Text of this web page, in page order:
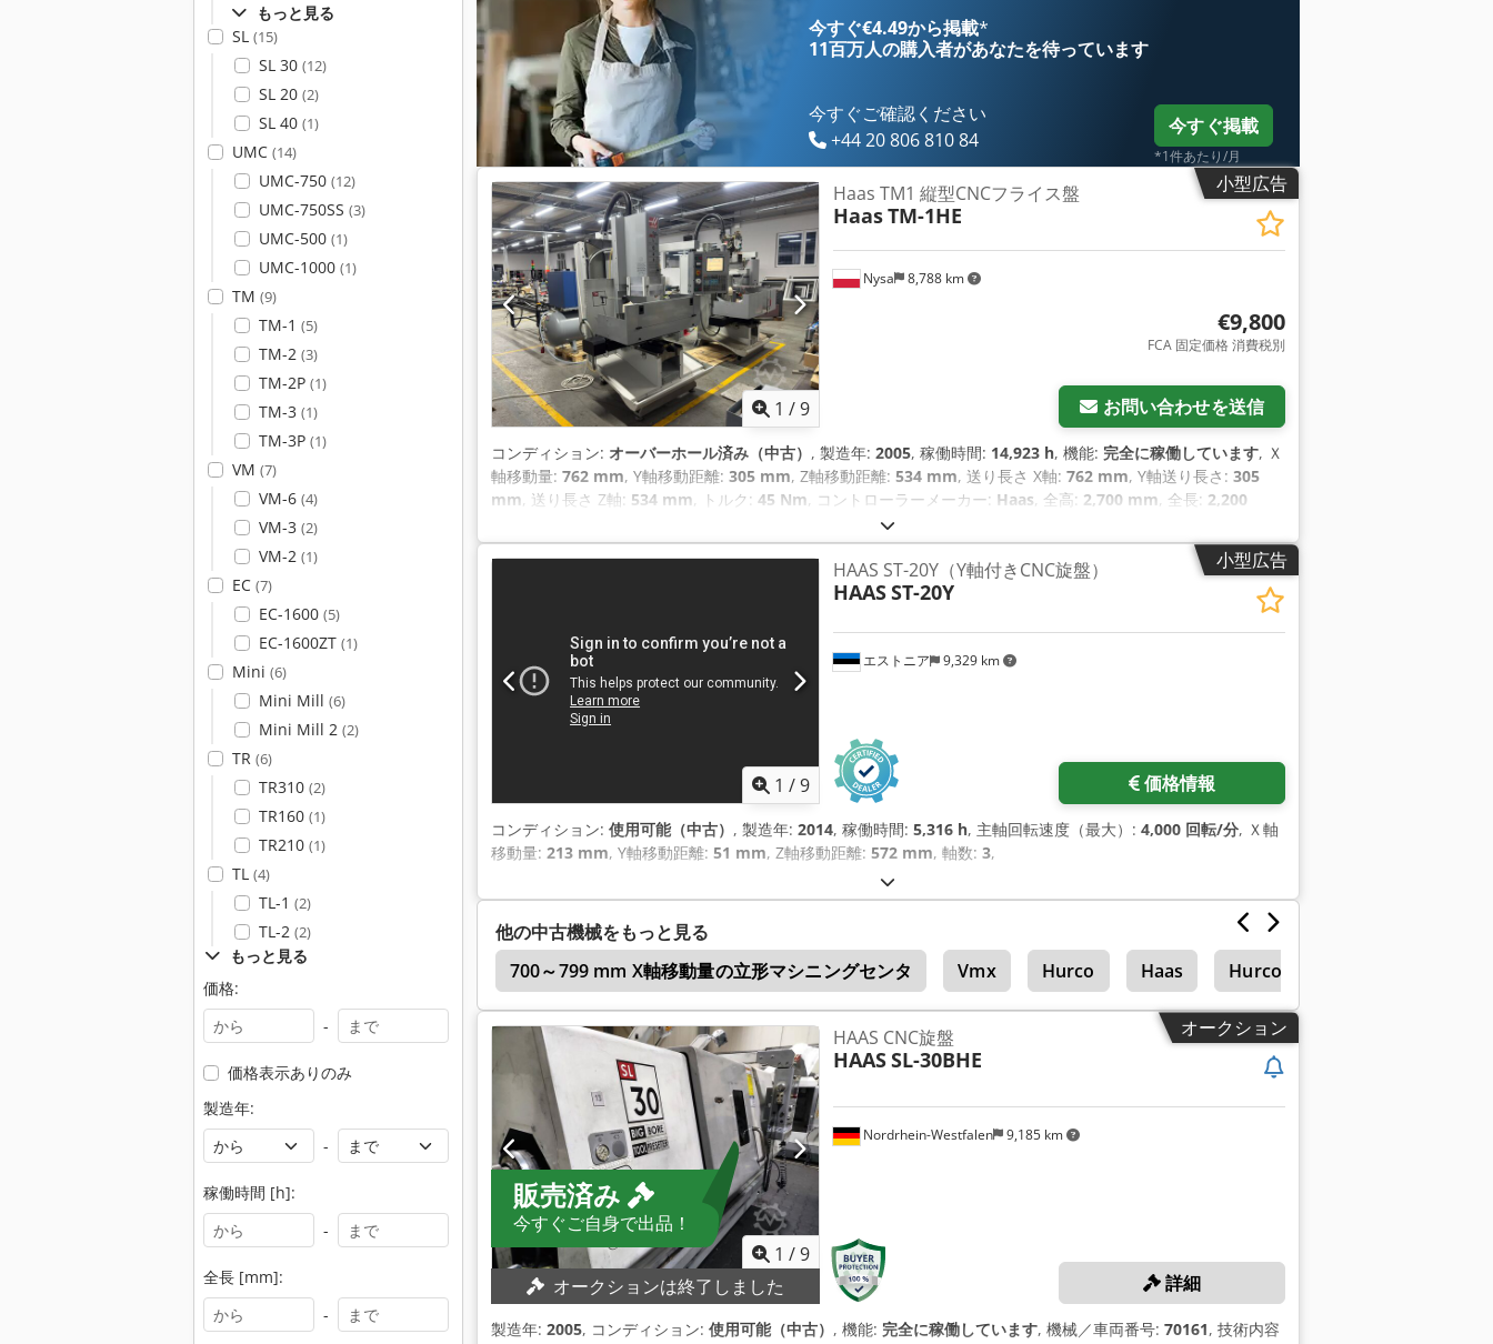
もっと見る
SL (15)
SL 30 (12)
SL 20 (2)
SL 40 (1)
UMC (14)
UMC-750 (12)
UMC-750SS (3)
UMC-500 (1)
UMC-1000 (1)
TM (9)
TM-1 (5)
TM-2 (3)
TM-2P (1)
TM-3 (1)
TM-3P (1)
VM (7)
VM-6 (4)
VM-3 (2)
VM-2 (1)
EC (7)
EC-1600 (5)
EC-1600ZT (1)
Mini (6)
Mini Mill (6)
Mini Mill 2 (2)
TR (6)
TR310 (2)
TR160 (1)
TR210 (1)
TL (4)
TL-1 (2)
TL-2 (2)
もっと見る
価格:
-
価格表示ありのみ
製造年:
-
稼働時間 [h]:
-
全長 [mm]:
-
今すぐ€4.49から掲載*
11百万人の購入者があなたを待っています
今すぐご確認ください
+44 20 806 810 84
今すぐ掲載
*1件あたり/月
小型広告
1 /9
Nysa 8,788 km
Haas TM1 縦型CNCフライス盤
HaasTM-1HE
€9,800
FCA 固定価格 消費税別
お問い合わせを送信
コンディション: オーバーホール済み（中古） , 製造年: 2005, 稼働時間: 14,923 h, 機能: 完全に稼働しています, Ｘ
軸移動量: 762 mm, Y軸移動距離: 305 mm, Z軸移動距離: 534 mm, 送り長さ X軸: 762 mm, Y軸送り長さ: 305
mm, 送り長さ Z軸: 534 mm, トルク: 45 Nm, コントローラーメーカー: Haas, 全高: 2,700 mm, 全長: 2,200
, テーブル長さ:
1,315 kg（キログラム）, 主軸回転速度（最大）:6,000 回転/分, スピンドルモーター出力:5,600 ワット, スピンド
, 入力電圧:400 V, 入力電流の種類:三相, 小型広告
1 /9
エストニア 9,329 km
HAAS ST-20Y（Y軸付きCNC旋盤）
HAASST-20Y
価格情報
コンディション: 使用可能（中古） , 製造年: 2014, 稼働時間: 5,316 h, 主軸回転速度（最大）: 4,000 回転/分, Ｘ軸
移動量: 213 mm, Y軸移動距離: 51 mm, Z軸移動距離: 572 mm, 軸数: 3,
他の中古機械をもっと見る
700～799 mm X軸移動量の立形マシニングセンタ
Vmx Hurco Haas Hurco Vmx 30
立形マシニングセンタ 門形マシニングセンタ
オークション
販売済み
今すぐご自身で出品！
1 /9
オークションは終了しました
Nordrhein-Westfalen 9,185 km
HAAS CNC旋盤
HAASSL-30BHE
詳細
製造年: 2005, コンディション: 使用可能（中古） , 機能: 完全に稼働しています, 機械／車両番号: 70161, 技術内容